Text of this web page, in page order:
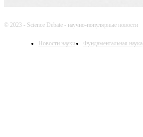
© 2023 - Science Debate - научно-популярные новости
Новости науки Фундаментальная наука